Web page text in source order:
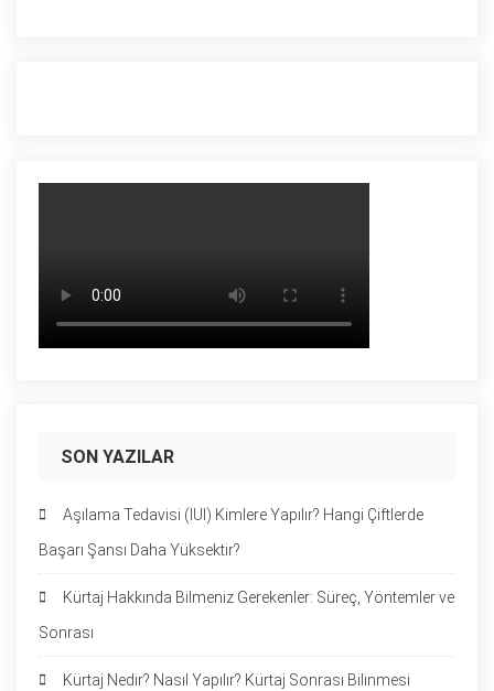
SON YAZILAR
Aşılama Tedavisi (IUI) Kimlere Yapılır? Hangi Çiftlerde
Başarı Şansı Daha Yüksektir?
Kürtaj Hakkında Bilmeniz Gerekenler: Süreç, Yöntemler ve
Sonrası
Kürtaj Nedir? Nasıl Yapılır? Kürtaj Sonrası Bilinmesi